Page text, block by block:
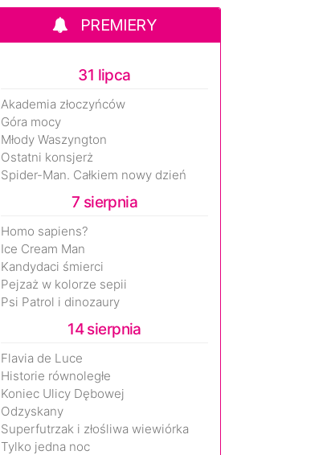
PREMIERY
31 lipca
Akademia złoczyńców
Góra mocy
Młody Waszyngton
Ostatni konsjerż
Spider-Man. Całkiem nowy dzień
7 sierpnia
Homo sapiens?
Ice Cream Man
Kandydaci śmierci
Pejzaż w kolorze sepii
Psi Patrol i dinozaury
14 sierpnia
Flavia de Luce
Historie równoległe
Koniec Ulicy Dębowej
Odzyskany
Superfutrzak i złośliwa wiewiórka
Tylko jedna noc